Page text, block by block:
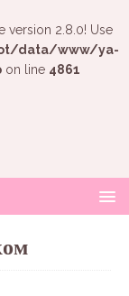
version 2.8.0! Use
data/www/ya-
on line 4861